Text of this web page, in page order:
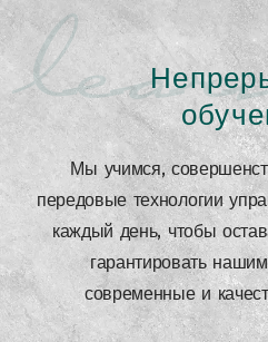
Мы учимся,
передовые технологии
каждый день, чтобы
гарантировать
современные и